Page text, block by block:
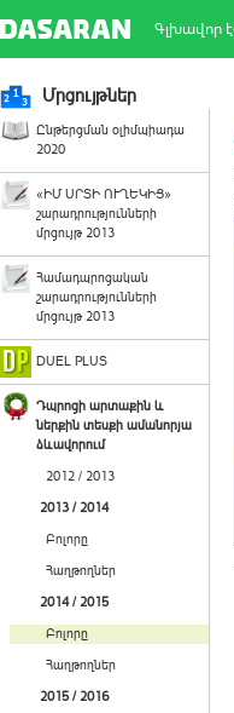
Գլխավոր
Մրցույթներ
Ընթերցման օլիմպիադա
2020
«ԻՄ ՍՐՏԻ ՈՒՂԵԿԻՑ»
շարադրությունների
մրցույթ 2013
Համադպրոցական
շարադրությունների
մրցույթ 2013
DUEL PLUS
Դպրոցի արտաքին և
ներքին տեսքի ամանորյա
ձևավորում
2012 / 2013
2013 / 2014
Բոլորը
Հաղթողներ
2014 / 2015
Բոլորը
Հաղթողներ
2015 / 2016